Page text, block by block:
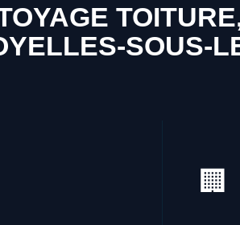
SOUS-
🏢